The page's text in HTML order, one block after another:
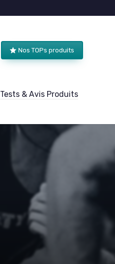
Nos TOPs produits
Tests & Avis Produits